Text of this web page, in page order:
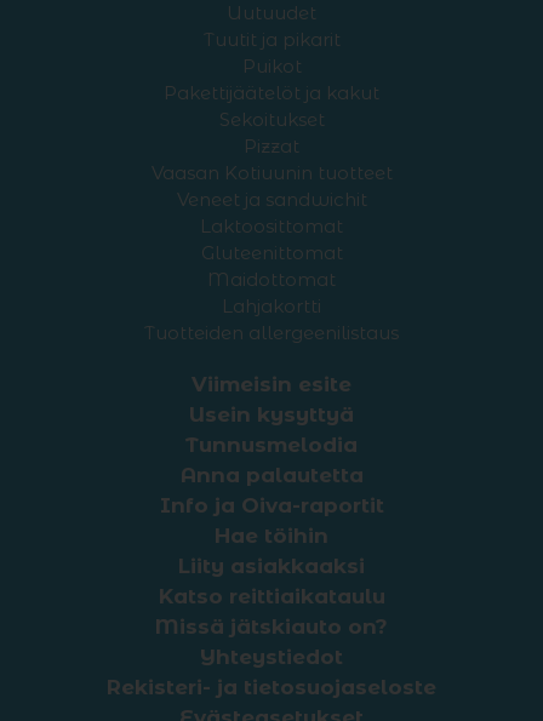
Uutuudet
Tuutit ja pikarit
Puikot
Pakettijäätelöt ja kakut
Sekoitukset
Pizzat
Vaasan Kotiuunin tuotteet
Veneet ja sandwichit
Laktoosittomat
Gluteenittomat
Maidottomat
Lahjakortti
Tuotteiden allergeenilistaus
Viimeisin esite
Usein kysyttyä
Tunnusmelodia
Anna palautetta
Info ja Oiva-raportit
Hae töihin
Liity asiakkaaksi
Katso reittiaikataulu
Missä jätskiauto on?
Yhteystiedot
Rekisteri- ja tietosuojaseloste